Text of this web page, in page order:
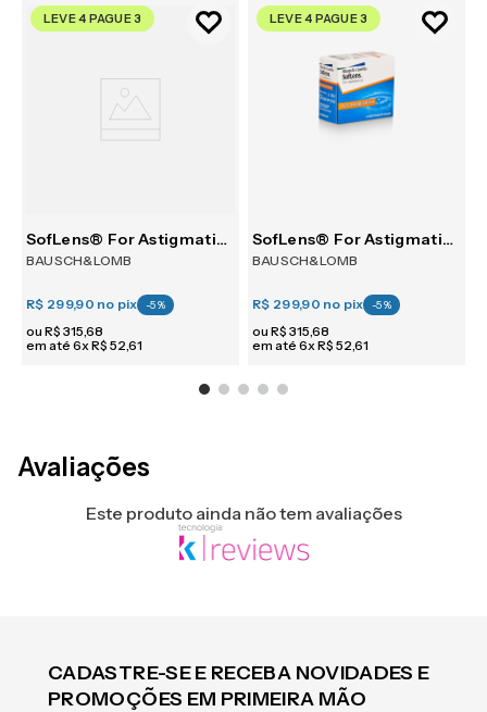
LEVE 4 PAGUE 3
SofLens® For Astigmatism 6
BAUSCH&LOMB
R$ 299,90 no pix -5%
ou R$ 315,68
em até 6xR$ 52,61
LEVE 4 PAGUE 3
SofLens® For Astigmatism 6
BAUSCH&LOMB
R$ 299,90 no pix -5%
ou R$ 315,68
em até 6xR$ 52,61
Avaliações
Este produto ainda não tem avaliações
CADASTRE-SE E RECEBA NOVIDADES E
PROMOÇÕES EM PRIMEIRA MÃO